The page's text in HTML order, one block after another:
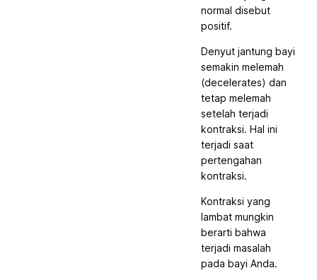
normal disebut
positif.
Denyut jantung bayi
semakin melemah
(decelerates) dan
tetap melemah
setelah terjadi
kontraksi. Hal ini
terjadi saat
pertengahan
kontraksi.
Kontraksi yang
lambat mungkin
berarti bahwa
terjadi masalah
pada bayi Anda.